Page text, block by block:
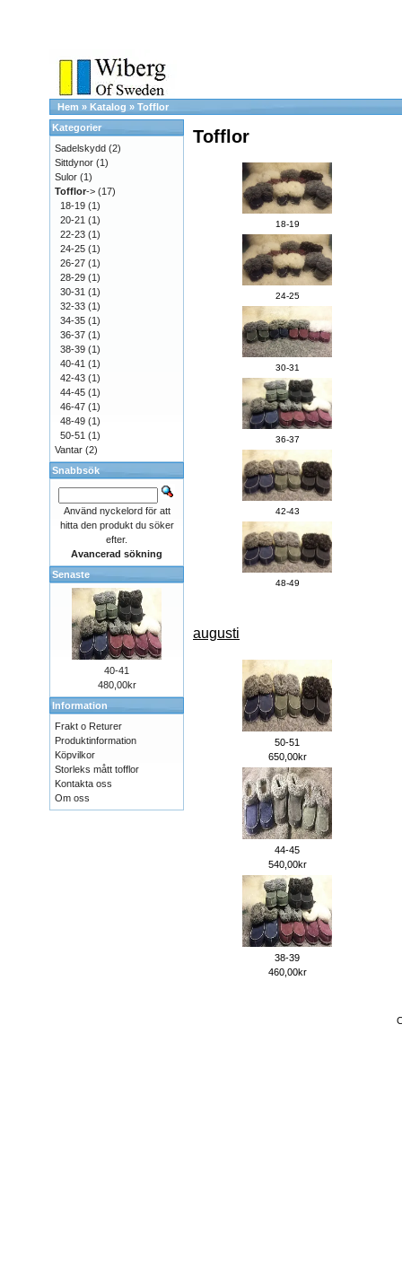
Hem » Katalog » Tofflor
Tofflor
18-19
24-25
30-31
36-37
42-43
48-49
augusti
50-51
650,00kr
44-45
540,00kr
38-39
460,00kr
Kategorier
Sadelskydd (2)
Sittdynor (1)
Sulor (1)
Tofflor-> (17)
18-19 (1)
20-21 (1)
22-23 (1)
24-25 (1)
26-27 (1)
28-29 (1)
30-31 (1)
32-33 (1)
34-35 (1)
36-37 (1)
38-39 (1)
40-41 (1)
42-43 (1)
44-45 (1)
46-47 (1)
48-49 (1)
50-51 (1)
Vantar (2)
Snabbsök
Använd nyckelord för att
hitta den produkt du söker
efter.
Avancerad sökning
Senaste
40-41
480,00kr
Information
Frakt o Returer
Produktinformation
Köpvilkor
Storleks mått tofflor
Kontakta oss
Om oss